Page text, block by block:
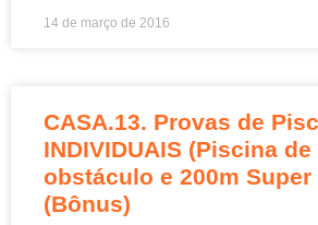
14 de março de 2016
CASA.13. Provas de
INDIVIDUAIS (Piscina de
obstáculo e 200m
(Bônus)